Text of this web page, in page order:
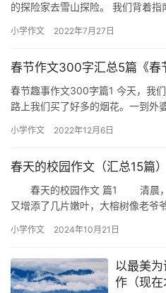
的探险家去雪山探险。 我们背着
备，几…
小学作文 2022年7月27日
春节作文300字汇总5篇《春
春节趣事作文300字篇1 今天，我
路上我们买了好多的烟花。一到外
小学作文 2022年12月6日
春天的校园作文（汇总15篇）
春天的校园作文 篇1 清晨，
又增添了几片嫩叶，大榕树像老爷
小学作文 2024年10月21日
以最美
作（现在